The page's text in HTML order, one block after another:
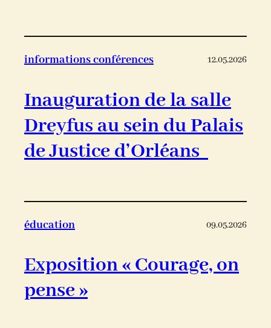
informations conférences 12.05.2026
Inauguration de la salle
Dreyfus au sein du Palais
de Justice d’Orléans
éducation 09.05.2026
Exposition « Courage, on
pense »